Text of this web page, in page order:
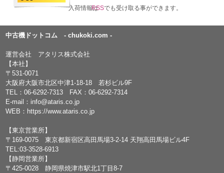
入荷情報はRSSでも受け取る事ができます。
中古機ドットコム - chukoki.com -
運営会社 アタリス株式会社
【本社】
〒531-0071
大阪府大阪市北区中津1-18-18 若杉ビル9F
TEL：06-6292-7313 FAX：06-6292-7314
E-mail： info@ataris.co.jp
WEB： https://www.ataris.co.jp
【東京営業所】
〒169-0075 東京都新宿区高田馬場3-2-14 天翔高田馬場ビル4F
TEL:03-3528-6913
【静岡営業所】
〒425-0028 静岡県焼津市駅北1丁目8-7